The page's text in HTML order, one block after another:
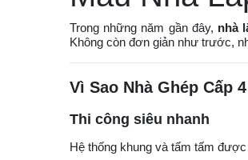
Trong những năm gần đây, nhà
Không còn đơn giản như trước,
Vì Sao Nhà Ghép Cấp
Thi công siêu nhanh
Hệ thống khung và tấm tấm